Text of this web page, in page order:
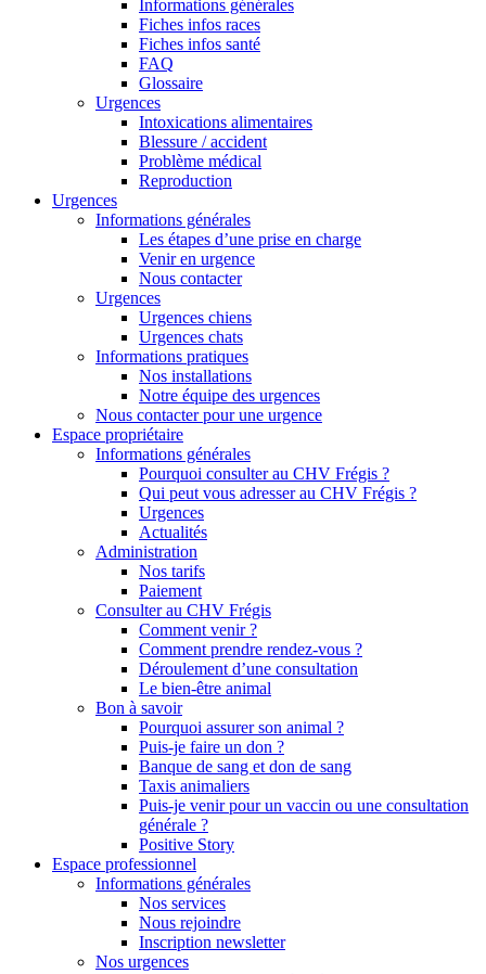
Informations générales
Fiches infos races
Fiches infos santé
FAQ
Glossaire
Urgences
Intoxications alimentaires
Blessure / accident
Problème médical
Reproduction
Urgences
Informations générales
Les étapes d’une prise en charge
Venir en urgence
Nous contacter
Urgences
Urgences chiens
Urgences chats
Informations pratiques
Nos installations
Notre équipe des urgences
Nous contacter pour une urgence
Espace propriétaire
Informations générales
Pourquoi consulter au CHV Frégis ?
Qui peut vous adresser au CHV Frégis ?
Urgences
Actualités
Administration
Nos tarifs
Paiement
Consulter au CHV Frégis
Comment venir ?
Comment prendre rendez-vous ?
Déroulement d’une consultation
Le bien-être animal
Bon à savoir
Pourquoi assurer son animal ?
Puis-je faire un don ?
Banque de sang et don de sang
Taxis animaliers
Puis-je venir pour un vaccin ou une consultation
générale ?
Positive Story
Espace professionnel
Informations générales
Nos services
Nous rejoindre
Inscription newsletter
Nos urgences